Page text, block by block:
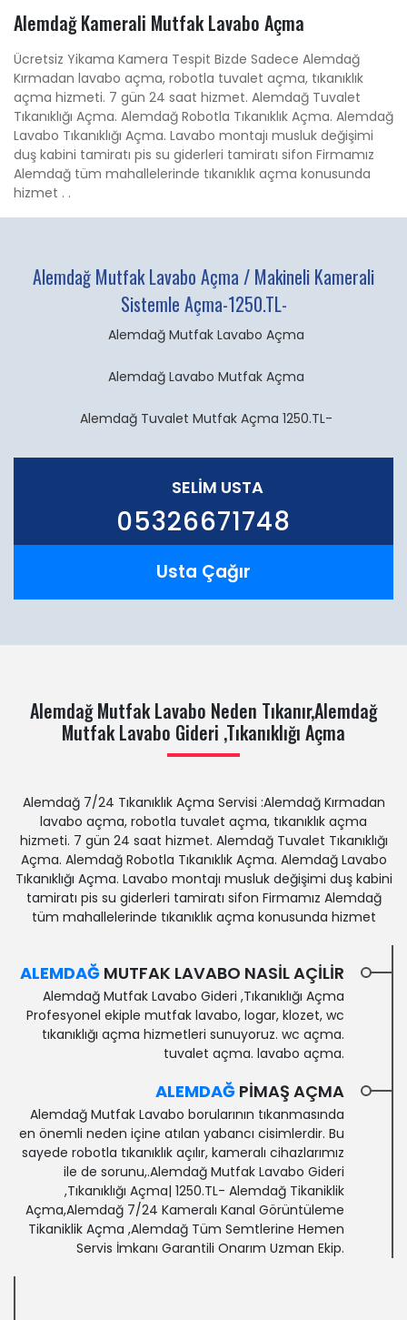
Alemdağ Kamerali Mutfak Lavabo Açma
Ücretsiz Yikama Kamera Tespit Bizde Sadece Alemdağ
Kırmadan lavabo açma, robotla tuvalet açma, tıkanıklık
açma hizmeti. 7 gün 24 saat hizmet. Alemdağ Tuvalet
Tıkanıklığı Açma. Alemdağ Robotla Tıkanıklık Açma. Alemdağ
Lavabo Tıkanıklığı Açma. Lavabo montajı musluk değişimi
duş kabini tamiratı pis su giderleri tamiratı sifon Firmamız
Alemdağ tüm mahallelerinde tıkanıklık açma konusunda
hizmet . .
Alemdağ Mutfak Lavabo Açma / Makineli Kamerali
Sistemle Açma-1250.TL-
Alemdağ Mutfak Lavabo Açma
Alemdağ Lavabo Mutfak Açma
Alemdağ Tuvalet Mutfak Açma 1250.TL-
SELİM USTA
05326671748
Usta Çağır
Alemdağ Mutfak Lavabo Neden Tıkanır,Alemdağ
Mutfak Lavabo Gideri ,Tıkanıklığı Açma
Alemdağ 7/24 Tıkanıklık Açma Servisi :Alemdağ Kırmadan
lavabo açma, robotla tuvalet açma, tıkanıklık açma
hizmeti. 7 gün 24 saat hizmet. Alemdağ Tuvalet Tıkanıklığı
Açma. Alemdağ Robotla Tıkanıklık Açma. Alemdağ Lavabo
Tıkanıklığı Açma. Lavabo montajı musluk değişimi duş kabini
tamiratı pis su giderleri tamiratı sifon Firmamız Alemdağ
tüm mahallelerinde tıkanıklık açma konusunda hizmet
ALEMDAĞ MUTFAK LAVABO NASIL AÇILIR
Alemdağ Mutfak Lavabo Gideri ,Tıkanıklığı Açma
Profesyonel ekiple mutfak lavabo, logar, klozet, wc
tıkanıklığı açma hizmetleri sunuyoruz. wc açma.
tuvalet açma. lavabo açma.
ALEMDAĞ PIMAŞ AÇMA
Alemdağ Mutfak Lavabo borularının tıkanmasında
en önemli neden içine atılan yabancı cisimlerdir. Bu
sayede robotla tıkanıklık açılır, kameralı cihazlarımız
ile de sorunu,.Alemdağ Mutfak Lavabo Gideri
,Tıkanıklığı Açma| 1250.TL- Alemdağ Tikaniklik
Açma,Alemdağ 7/24 Kameralı Kanal Görüntüleme‎
Tikaniklik Açma ,Alemdağ Tüm Semtlerine Hemen
Servis İmkanı Garantili Onarım Uzman Ekip.